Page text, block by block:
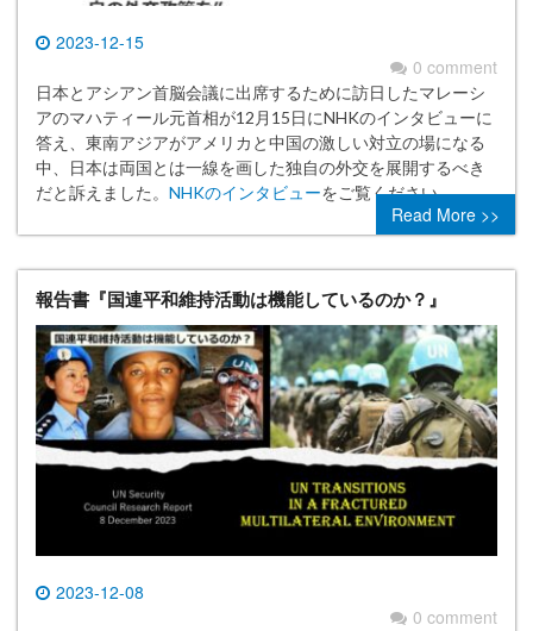
2023-12-15
0 comment
日本とアシアン首脳会議に出席するために訪日したマレーシ
アのマハティール元首相が12月15日にNHKのインタビューに
答え、東南アジアがアメリカと中国の激しい対立の場になる
中、日本は両国とは一線を画した独自の外交を展開するべき
だと訴えました。 NHKのインタビューをご覧ください。
Read More >>
報告書『国連平和維持活動は機能しているのか？』
2023-12-08
0 comment